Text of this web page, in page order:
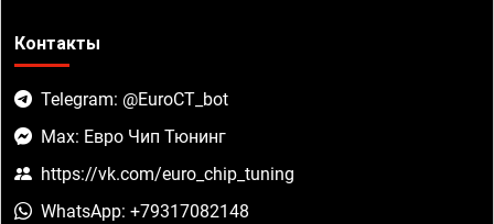
Контакты
Telegram: @EuroCT_bot
Max: Евро Чип Тюнинг
https://vk.com/euro_chip_tuning
WhatsApp: +79317082148